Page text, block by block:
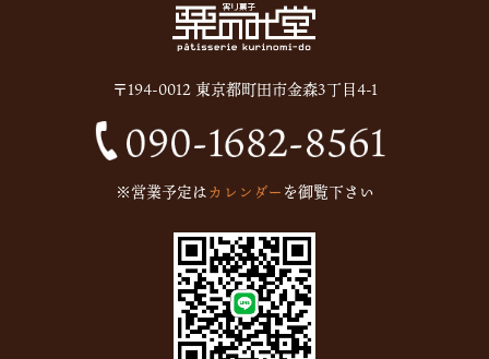
2025年7月(12)
2025年6月(13)
2024年12月(1)
2024年10月(1)
2023年2月(4)
2023年1月(7)
2022年12月(15)
〒194-0012 東京都町田市金森3丁目4-1
※営業予定はカレンダーを御覧下さい